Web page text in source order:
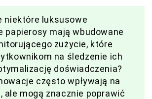
niektóre luksusowe
papierosy mają wbudowane
zużycie, które
na śledzenie ich
doświadczenia?
często wpływają na
ale mogą znacznie poprawić